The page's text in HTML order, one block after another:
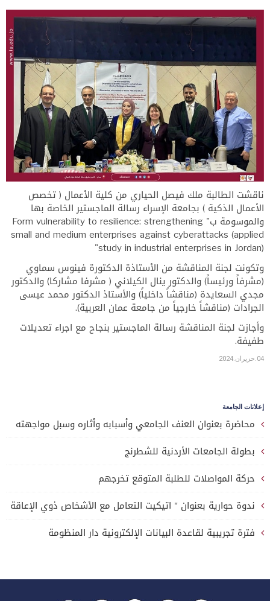
ناقشت الطالبة ملك فيصل الحياري من كلية الأعمال ( تخصص
الأعمال الذكية ) بجامعة الإسراء رسالة الماجستير الخاصة بها
والموسومة ب" Form vulnerability to resilience: strengthening
small and medium enterprises against cyberattacks (applied
study in industrial enterprises in Jordan)"
وتكونت لجنة المناقشة من الأستاذة الدكتورة فينوس سماوي
(مشرفاً ورئيساً) والدكتور ينال الكيلاني ( مشرفا مشاركا) والدكتور
مجدي السعايدة (مناقشاً داخلياً) والأستاذ الدكتور محمد عيسى
الجرادات (مناقشاً خارجياً من جامعة عمان العربية).
وأجازت لجنة المناقشة رسالة الماجستير بنجاح مع اجراء تعديلات
طفيفة.
04.حزيران.2024
إعلانات الجامعة
محاضرة بعنوان العنف الجامعي وأسبابه وأثاره وسبل مواجهته
بطولة الجامعات الأردنية للشطرنج
حركة المواصلات للطلبة المتوقع تخرجهم
ندوة حوارية بعنوان " اتيكيت التعامل مع الأشخاص ذوي الإعاقة
فترة تجريبية لقاعدة البيانات الإلكترونية دار المنظومة